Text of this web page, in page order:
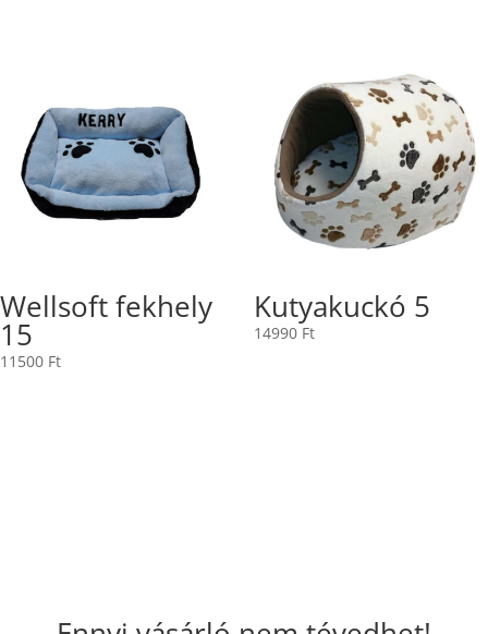
Wellsoft fekhely
15
11500 Ft
Kutyakuckó 5
14990 Ft